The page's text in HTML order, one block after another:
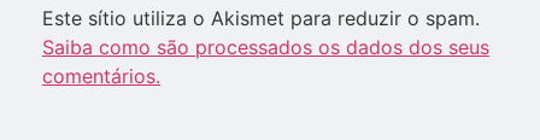
Este sítio utiliza o Akismet para reduzir o spam.
Saiba como são processados os dados dos seus
comentários.